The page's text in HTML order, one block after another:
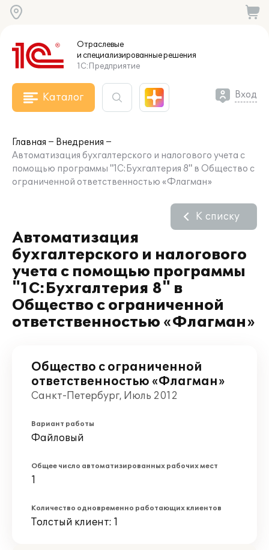
Отраслевые
и специализированныерешения
1С:Предприятие
Каталог Вход
Главная
Внедрения
Автоматизация бухгалтерского и налогового учета с
помощью программы "1С:Бухгалтерия 8" в Общество с
ограниченной ответственностью «Флагман»
Автоматизация
бухгалтерского и налогового
учета с помощью программы
"1С:Бухгалтерия 8" в
Общество с ограниченной
ответственностью «Флагман»
К списку
Общество с ограниченной
ответственностью «Флагман»
Санкт-Петербург, Июль 2012
Вариант работы
Файловый
Общее число автоматизированных рабочих мест
1
Количество одновременно работающих клиентов
Толстый клиент: 1